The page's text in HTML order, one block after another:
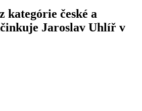
kategórie české a
Jaroslav Uhlíř v